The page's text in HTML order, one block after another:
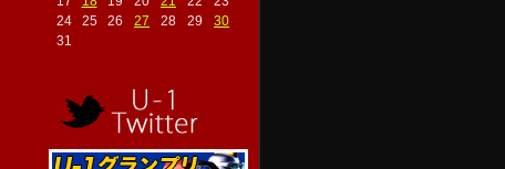
24
25 26 27 28 29
30
31